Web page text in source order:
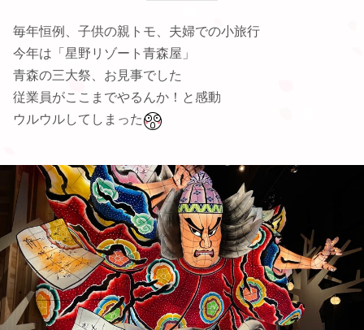
毎年恒例、子供の親トモ、夫婦での小旅行
今年は「星野リゾート青森屋」
青森の三大祭、お見事でした
従業員がここまでやるんか！と感動
ウルウルしてしまった